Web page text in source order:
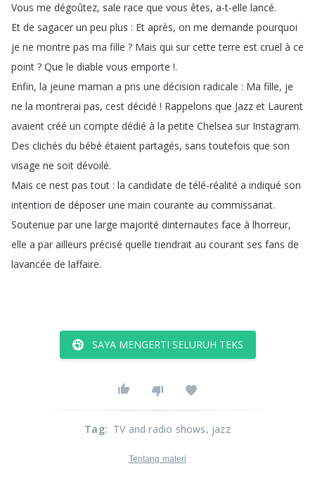
Vous me dégoûtez, sale race que vous êtes, a-t-elle lancé.
Et de sagacer un peu plus : Et après, on me demande pourquoi
je ne montre pas ma fille ? Mais qui sur cette terre est cruel à ce
point ? Que le diable vous emporte !.
Enfin, la jeune maman a pris une décision radicale : Ma fille, je
ne la montrerai pas, cest décidé ! Rappelons que Jazz et Laurent
avaient créé un compte dédié à la petite Chelsea sur Instagram.
Des clichés du bébé étaient partagés, sans toutefois que son
visage ne soit dévoilé.
Mais ce nest pas tout : la candidate de télé-réalité a indiqué son
intention de déposer une main courante au commissariat.
Soutenue par une large majorité dinternautes face à lhorreur,
elle a par ailleurs précisé quelle tiendrait au courant ses fans de
lavancée de laffaire.
SAYA MENGERTI SELURUH TEKS
Tag: TV and radio shows, jazz
Tentang materi